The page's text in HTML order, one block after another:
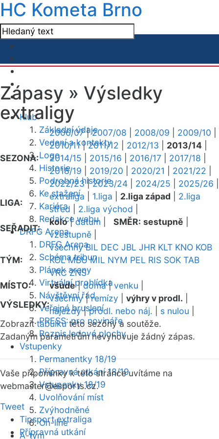
HC Kometa Brno
Klub
Základní údaje
Vedení a kontakty
Logo
Historie
Podrobná historie
Ke stažení
Kariéra
Redakce webu
DRFG Arena
DRFG Arena
Schéma tribun
Plánek areny
Virtuální prohlídka
Návštěvní řád
Veřejné bruslení
PRESS: pro novináře
Rozpis ledové plochy
Vstupenky
Permanentky 18/19
Přípravná utkání 18/19
Vstupenky 18/19
Uvolňování míst
Zvýhodněné
On-line
A-tým
Zápasy » Výsledky
extraligy
SEZONA:
2006/07|2007/08 2008/09 2009/10
2010/11|2011/12 2012/13 2013/14
2014/15
2015/16 2016/17 2017/18
2018/19
2019/20 2020/21 2021/22
2022/23|2023/24 2024/25 2025/26
LIGA:
extraliga 1.liga 2.liga západ
2.liga
střed
2.liga východ
SEŘADIT:
kolo|datum SMĚR: sestupně
vzestupně
TÝM:
všechny BIL DEC JBL JHR KLT KNO KOB
KOL MBU MIL NYM PEL RIS SOK TAB
VRC ZNS
MÍSTO:
všude|doma|venku
VÝSLEDKY:
všechny|remízy výhry v prodl.
nájezdy|prodl. nebo náj. s nulou
Zobrazittabulkutéto sezóny a soutěže.
Zadaným parametrům nevyhovuje žádný zápas.
Vaše připomínky k této stránce uvítáme na
webmaster@esports.cz.
Tweet
Tipsport extraliga
Přípravná utkání